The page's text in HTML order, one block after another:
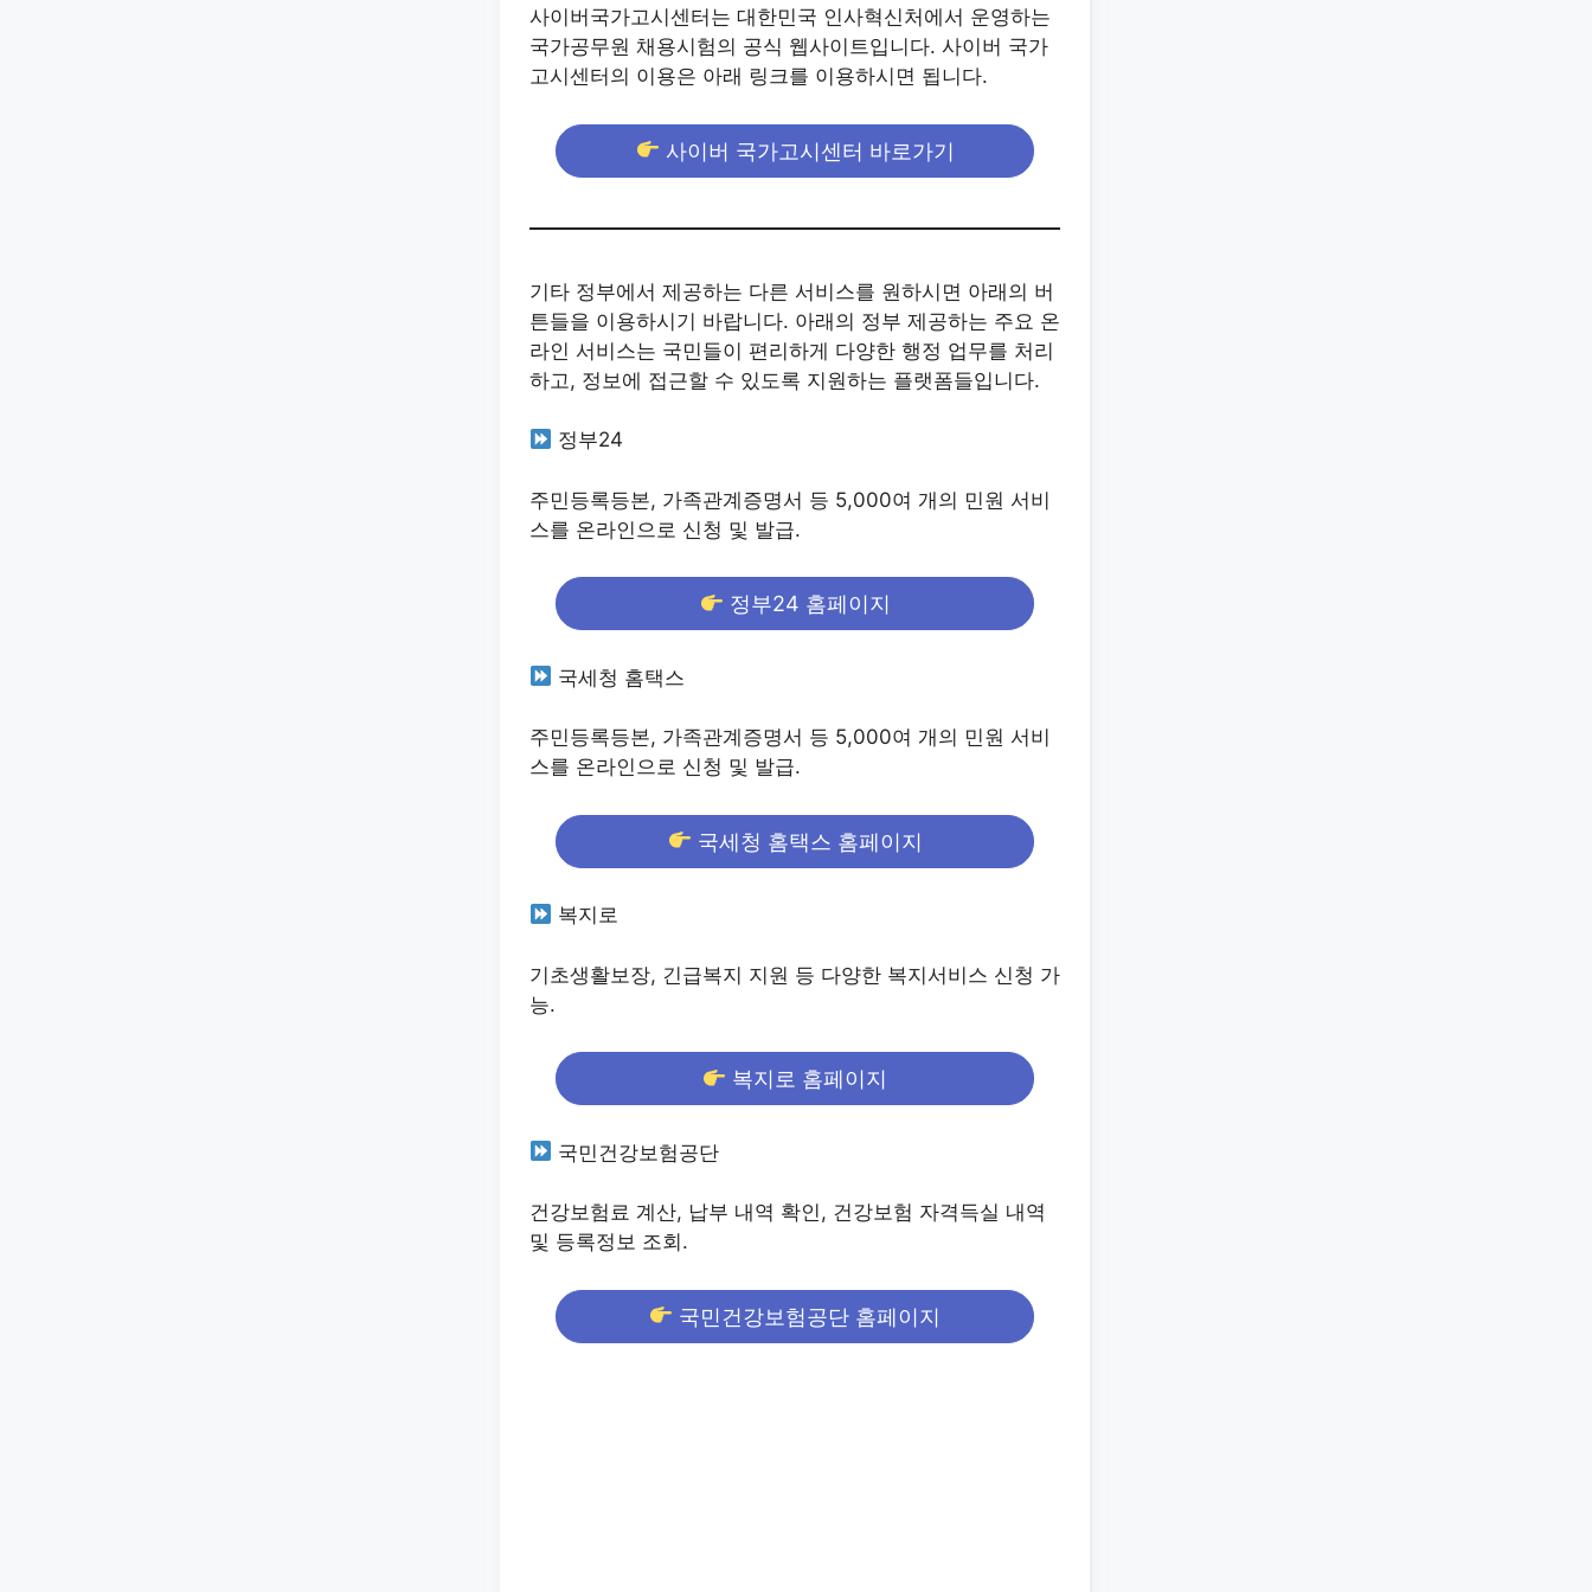
사이버국가고시센터는 대한민국 인사혁신처에서 운영하는
국가공무원 채용시험의 공식 웹사이트입니다. 사이버 국가
고시센터의 이용은 아래 링크를 이용하시면 됩니다.
사이버 국가고시센터 바로가기
기타 정부에서 제공하는 다른 서비스를 원하시면 아래의 버
튼들을 이용하시기 바랍니다. 아래의 정부 제공하는 주요 온
라인 서비스는 국민들이 편리하게 다양한 행정 업무를 처리
하고, 정보에 접근할 수 있도록 지원하는 플랫폼들입니다.
정부24
주민등록등본, 가족관계증명서 등 5,000여 개의 민원 서비
스를 온라인으로 신청 및 발급.
정부24 홈페이지
국세청 홈택스
주민등록등본, 가족관계증명서 등 5,000여 개의 민원 서비
스를 온라인으로 신청 및 발급.
국세청 홈택스 홈페이지
복지로
기초생활보장, 긴급복지 지원 등 다양한 복지서비스 신청 가
능.
복지로 홈페이지
국민건강보험공단
건강보험료 계산, 납부 내역 확인, 건강보험 자격득실 내역
및 등록정보 조회.
국민건강보험공단 홈페이지